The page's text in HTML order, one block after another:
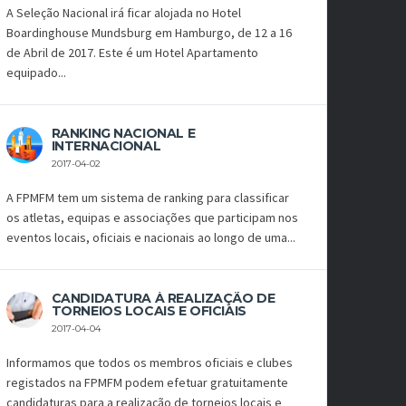
A Seleção Nacional irá ficar alojada no Hotel
Boardinghouse Mundsburg em Hamburgo, de 12 a 16
de Abril de 2017. Este é um Hotel Apartamento
equipado...
RANKING NACIONAL E
INTERNACIONAL
2017-04-02
A FPMFM tem um sistema de ranking para classificar
os atletas, equipas e associações que participam nos
eventos locais, oficiais e nacionais ao longo de uma...
CANDIDATURA À REALIZAÇÃO DE
TORNEIOS LOCAIS E OFICIAIS
2017-04-04
Informamos que todos os membros oficiais e clubes
registados na FPMFM podem efetuar gratuitamente
candidaturas para a realização de torneios locais e